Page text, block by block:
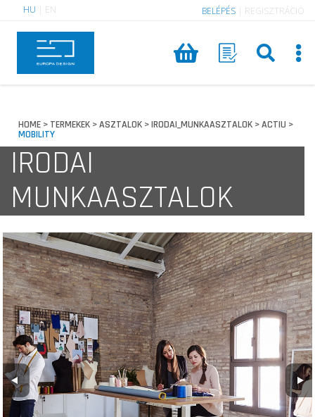
HU EN BELÉPÉS REGISZTRÁCIÓ
HOME > TERMEKEK >ASZTALOK >IRODAI_MUNKAASZTALOK >ACTIU >
MOBILITY
IRODAI
MUNKAASZTALOK